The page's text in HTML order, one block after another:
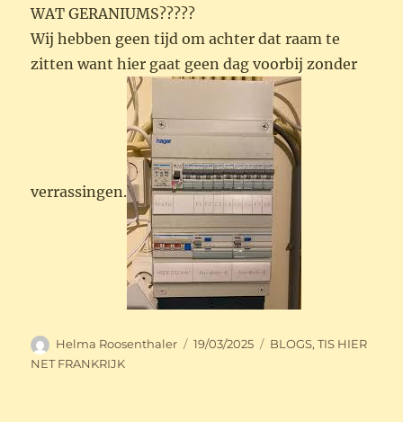
WAT GERANIUMS?????
Wij hebben geen tijd om achter dat raam te
zitten want hier gaat geen dag voorbij zonder
verrassingen.
Auteur
Helma Roosenthaler
Geplaatst
19/03/2025 Categorieën
BLOGS,TIS HIER
NET FRANKRIJK